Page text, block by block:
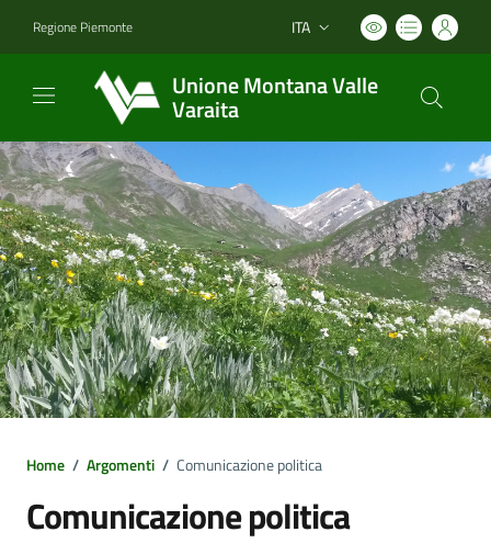
Regione Piemonte Lingua attiva:
ITA
Unione Montana Valle
Varaita
Home / Argomenti / Comunicazione politica
Comunicazione politica